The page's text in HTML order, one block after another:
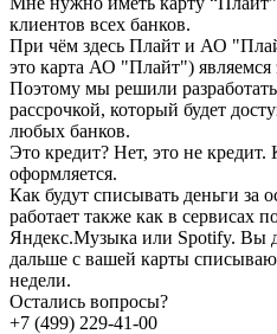
клиентов всех банков.
При чём здесь Плайт и АО
это карта АО "Плайт") являемся
Поэтому мы решили разработать
рассрочкой, который будет
любых банков.
Это кредит? Нет, это не
оформляется.
Как будут списывать деньги за
работает также как в сервисах
Яндекс.Музыка или Spotify. Вы
дальше с вашей карты
недели.
Остались вопросы?
+7 (499) 229-41-00